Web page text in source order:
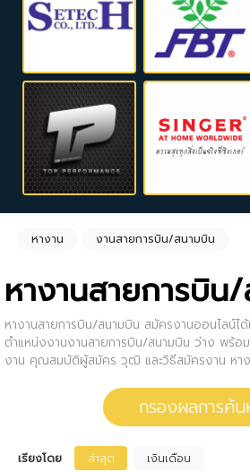
หางาน งานสายการบิน/สนามบิน
หางานสายการบิน
หางานสายการบิน/สนามบิน สมัครงานออนไลน์
ตำแหน่งงานงานสายการบิน/สนามบิน ว่าง พร้อ
งาน คุณสมบัติผู้สมัคร วุฒิ และวิธีสมัครงาน หา
ให้กับคุณ สนใจตำแหน่งงานไหน ให้คลิกดูรายละ
เลย หรือคุณสามารถปรับการกรองผลการค้นหาไ
กรองผลการค้น
เรียงโดย ล่าสุด เงินเดือน